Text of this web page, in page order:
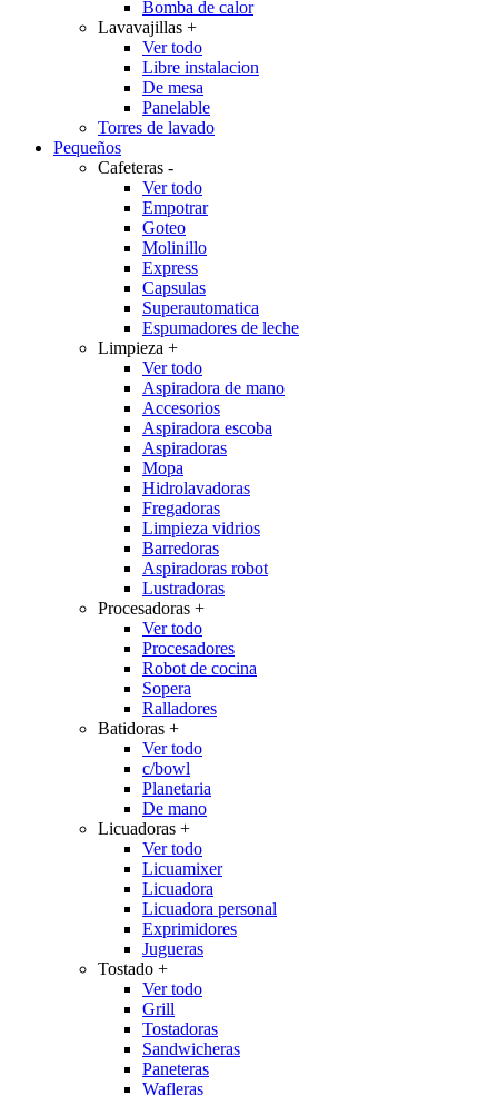
Bomba de calor
Lavavajillas +
Ver todo
Libre instalacion
De mesa
Panelable
Torres de lavado
Pequeños
Cafeteras -
Ver todo
Empotrar
Goteo
Molinillo
Express
Capsulas
Superautomatica
Espumadores de leche
Limpieza +
Ver todo
Aspiradora de mano
Accesorios
Aspiradora escoba
Aspiradoras
Mopa
Hidrolavadoras
Fregadoras
Limpieza vidrios
Barredoras
Aspiradoras robot
Lustradoras
Procesadoras +
Ver todo
Procesadores
Robot de cocina
Sopera
Ralladores
Batidoras +
Ver todo
c/bowl
Planetaria
De mano
Licuadoras +
Ver todo
Licuamixer
Licuadora
Licuadora personal
Exprimidores
Jugueras
Tostado +
Ver todo
Grill
Tostadoras
Sandwicheras
Paneteras
Wafleras